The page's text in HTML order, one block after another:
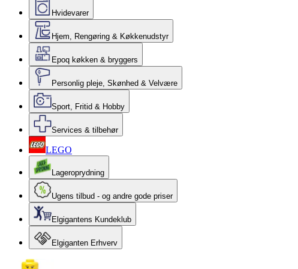
Hvidevarer
Hjem, Rengøring & Køkkenudstyr
Epoq køkken & bryggers
Personlig pleje, Skønhed & Velvære
Sport, Fritid & Hobby
Services & tilbehør
LEGO
Lageroprydning
Ugens tilbud - og andre gode priser
Elgigantens Kundeklub
Elgiganten Erhverv